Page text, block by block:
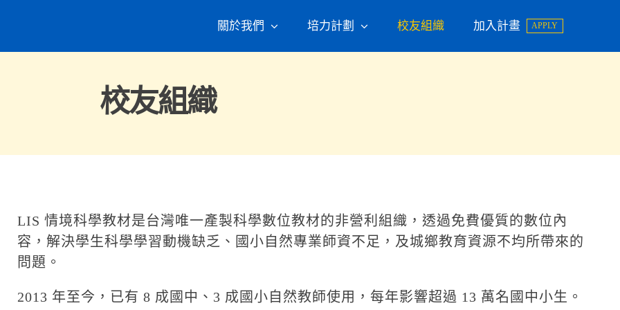
關於我們 培力計劃 校友組織 加入計畫 APPLY
校友組織
LIS 情境科學教材是台灣唯一產製科學數位教材的非營利組織，透過免費優質的數位內
容，解決學生科學學習動機缺乏、國小自然專業師資不足，及城鄉教育資源不均所帶來的
問題。
2013 年至今，已有 8 成國中、3 成國小自然教師使用，每年影響超過 13 萬名國中小生。